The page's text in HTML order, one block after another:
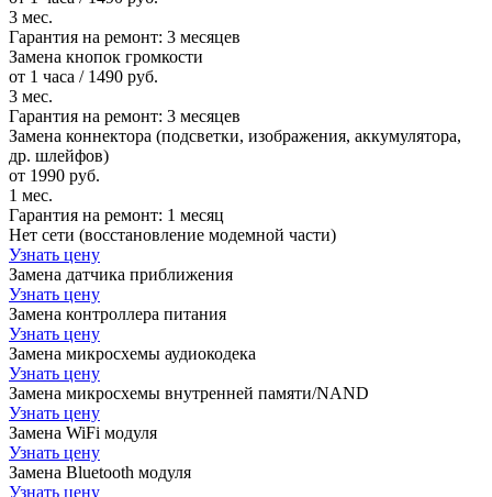
3 мес.
Гарантия на ремонт: 3 месяцев
Замена кнопок громкости
от 1 часа / 1490 руб.
3 мес.
Гарантия на ремонт: 3 месяцев
Замена коннектора (подсветки, изображения, аккумулятора,
др. шлейфов)
от 1990 руб.
1 мес.
Гарантия на ремонт: 1 месяц
Нет сети (восстановление модемной части)
Узнать цену
Замена датчика приближения
Узнать цену
Замена контроллера питания
Узнать цену
Замена микросхемы аудиокодека
Узнать цену
Замена микросхемы внутренней памяти/NAND
Узнать цену
Замена WiFi модуля
Узнать цену
Замена Bluetooth модуля
Узнать цену